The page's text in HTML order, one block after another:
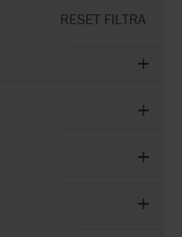
RESET FILTRA